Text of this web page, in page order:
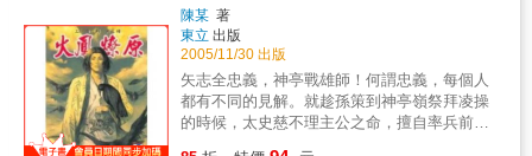
陳某 著
東立 出版
2005/11/30 出版
矢志全忠義，神亭戰雄師！何謂忠義，每個人
都有不同的見解。就趁孫策到神亭嶺祭拜凌操
的時候，太史慈不理主公之命，擅自率兵前去